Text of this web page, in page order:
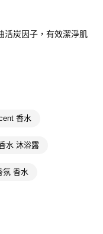
。
結帳。
易完成。
活炭因子，有效潔淨肌
香水
水 沐浴露
氛 香水